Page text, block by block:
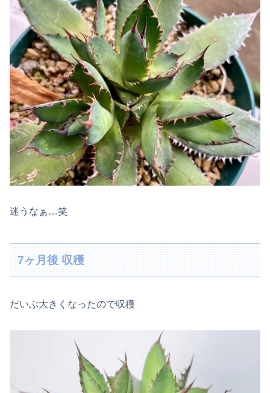
迷うなぁ…笑
7ヶ月後 収穫
だいぶ大きくなったので収穫